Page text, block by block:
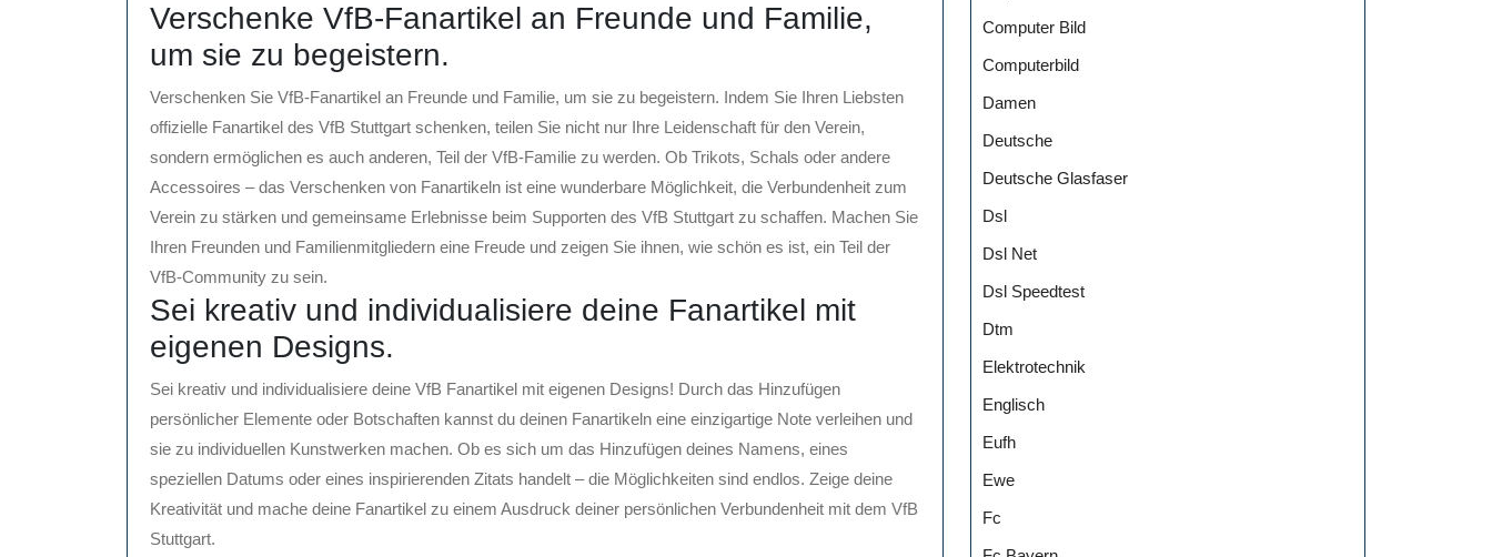
Verschenke VfB-Fanartikel an Freunde und Familie,
um sie zu begeistern.
Verschenken Sie VfB-Fanartikel an Freunde und Familie, um sie zu begeistern. Indem Sie Ihren Liebsten
offizielle Fanartikel des VfB Stuttgart schenken, teilen Sie nicht nur Ihre Leidenschaft für den Verein,
sondern ermöglichen es auch anderen, Teil der VfB-Familie zu werden. Ob Trikots, Schals oder andere
Accessoires – das Verschenken von Fanartikeln ist eine wunderbare Möglichkeit, die Verbundenheit zum
Verein zu stärken und gemeinsame Erlebnisse beim Supporten des VfB Stuttgart zu schaffen. Machen Sie
Ihren Freunden und Familienmitgliedern eine Freude und zeigen Sie ihnen, wie schön es ist, ein Teil der
VfB-Community zu sein.
Sei kreativ und individualisiere deine Fanartikel mit
eigenen Designs.
Sei kreativ und individualisiere deine VfB Fanartikel mit eigenen Designs! Durch das Hinzufügen
persönlicher Elemente oder Botschaften kannst du deinen Fanartikeln eine einzigartige Note verleihen und
sie zu individuellen Kunstwerken machen. Ob es sich um das Hinzufügen deines Namens, eines
speziellen Datums oder eines inspirierenden Zitats handelt – die Möglichkeiten sind endlos. Zeige deine
Kreativität und mache deine Fanartikel zu einem Ausdruck deiner persönlichen Verbundenheit mit dem VfB
Stuttgart.
Computer Bild
Computerbild
Damen
Deutsche
Deutsche Glasfaser
Dsl
Dsl Net
Dsl Speedtest
Dtm
Elektrotechnik
Englisch
Eufh
Ewe
Fc